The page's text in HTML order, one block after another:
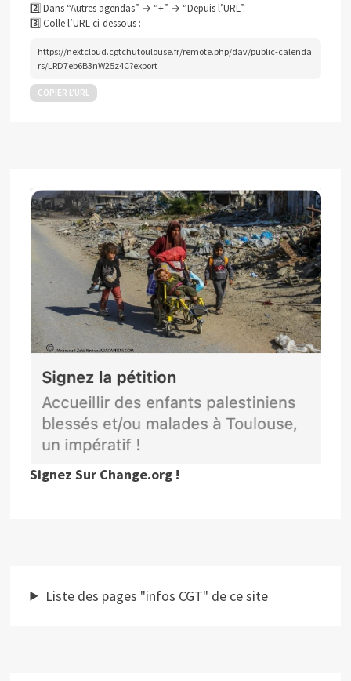
2️⃣ Dans “Autres agendas” → “+” → “Depuis l’URL”.
3️⃣ Colle l’URL ci-dessous :
https://nextcloud.cgtchutoulouse.fr/remote.php/dav/public-calenda
rs/LRD7eb6B3nW25z4C?export
COPIER L’URL
Signez Sur Change.org !
Liste des pages "infos CGT" de ce site